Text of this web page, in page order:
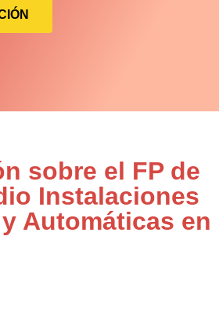
sobre el FP de
Instalaciones
Automáticas en